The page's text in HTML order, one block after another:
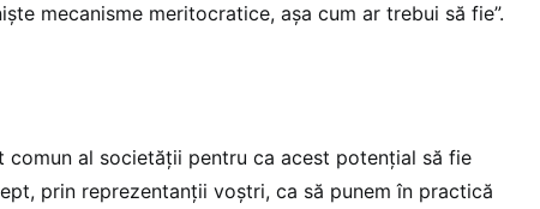
mecanisme meritocratice, așa cum ar trebui să fie”.
comun al societății pentru ca acest potențial să fie
prin reprezentanții voștri, ca să punem în practică